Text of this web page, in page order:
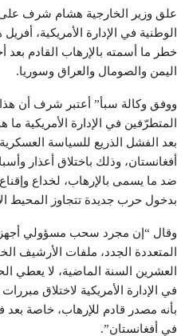
علق وزير الخارجية هشام شرف
الوطنية في الإدارة الأمريكية،
خطر ما أسمته بالإرهاب القادم
اليمن والصومال والعراق وسوريا.
ووفق وكالة سبأ” أعتبر شرف أن
المتطرّفين في الإدارة الأمريكية ما
بعد الفشل الذريع للسياسة العسكرية
أفغانستان، وذلك باختلاق أعذار
ضد ما يسمى بالإرهاب، لخداع
بدخول حرب جديدة تتجاوز المحيط
وقال “إن مجرد سحب مسؤولي أجهزة
المتعددة الجدد، ملفات الأرشيف
العشرين السنة الماضية، لا يعطي
في الإدارة الأمريكية لاختلاق
بأنه مصدر قادم للإرهاب، خاصة بعد
في أفغانستان”.